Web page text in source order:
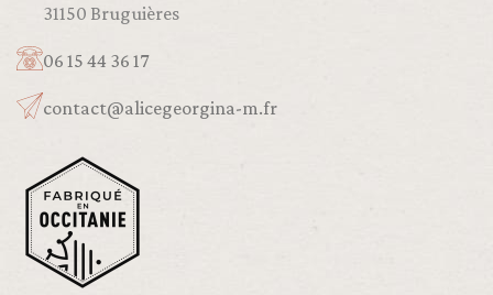
31150 Bruguières
06 15 44 36 17
contact@alicegeorgina-m.fr